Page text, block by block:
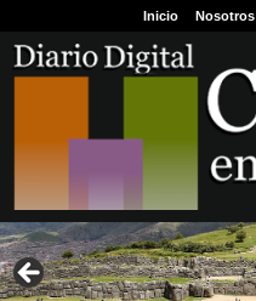
Inicio Nosotros